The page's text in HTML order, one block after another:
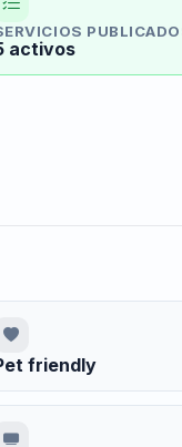
activos
friendly